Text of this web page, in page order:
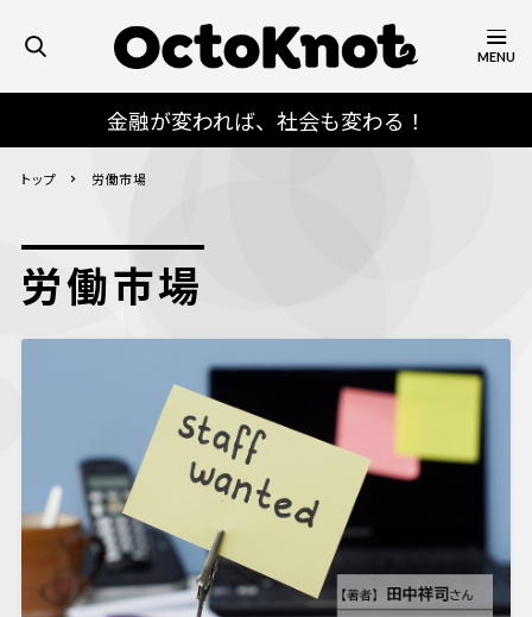
金融が変われば、社会も変わる！
MENU
トップ 労働市場
労働市場